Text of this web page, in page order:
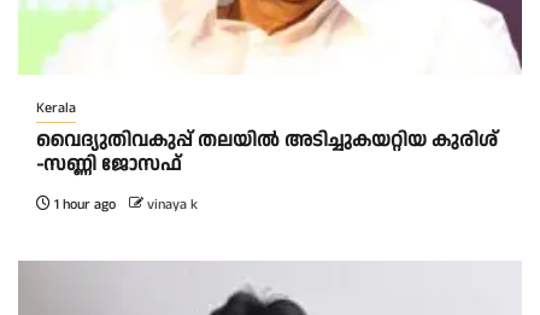
Kerala
വൈദ്യുതിവകുപ്പ് തലയിൽ അടിച്ചുകയറ്റിയ കുരിശ്‌
-സണ്ണി ജോസഫ്‌
1 hour ago vinaya k